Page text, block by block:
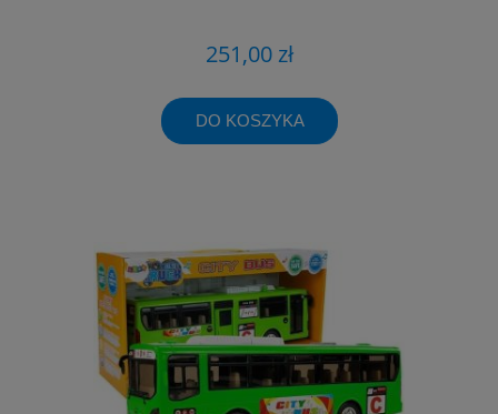
251,00 zł
DO KOSZYKA